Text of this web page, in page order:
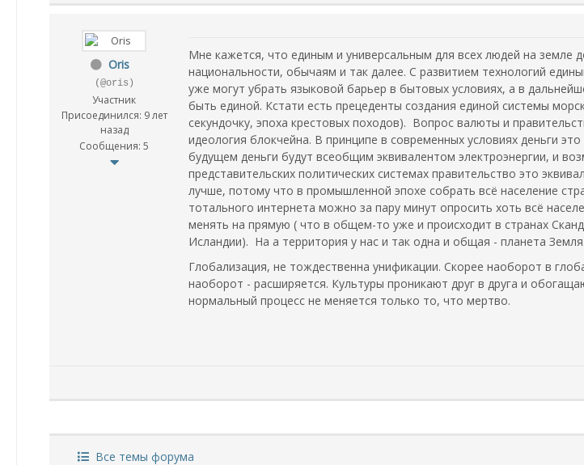
Oris
(@oris)
Участник
Присоединился: 9 лет
назад
Сообщения: 5
Мне кажется, что единым и универсальным для всех людей на
национальности, обычаям и так далее. С развитием технологий
уже могут убрать языковой барьер в бытовых условиях, а в
быть единой. Кстати есть прецеденты создания единой системы
секундочку, эпоха крестовых походов). Вопрос валюты и
идеология блокчейна. В принципе в современных условиях деньги
будущем деньги будут всеобщим эквивалентом электроэнергии, и
представительских политических системах правительство это
лучше, потому что в промышленной эпохе собрать всё население
тотального интернета можно за пару минут опросить хоть всё
менять на прямую ( что в общем-то уже и происходит в странах
Исландии). На а территория у нас и так одна и общая - планета
Глобализация, не тождественна унификации. Скорее наоборот в
наоборот - расширяется. Культуры проникают друг в друга и
нормальный процесс не меняется только то, что мертво.
Все темы форума